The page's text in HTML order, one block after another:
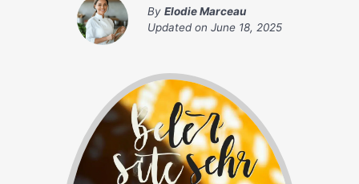
By Elodie Marceau
Updated on June 18, 2025